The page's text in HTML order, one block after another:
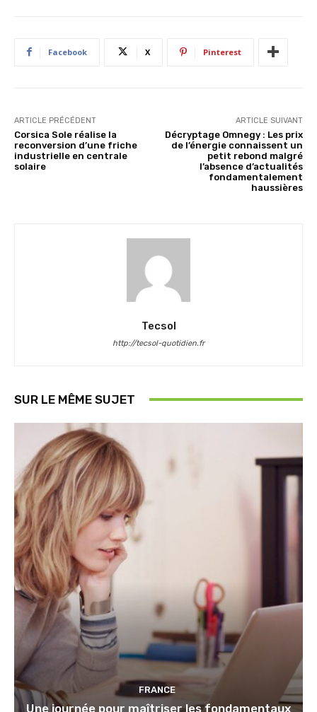
Facebook X Pinterest
ARTICLE PRÉCÉDENT
Corsica Sole réalise la
reconversion d’une friche
industrielle en centrale
solaire
ARTICLE SUIVANT
Décryptage Omnegy : Les prix
de l’énergie connaissent un
petit rebond malgré
l’absence d’actualités
fondamentalement
haussières
Tecsol
http://tecsol-quotidien.fr
SUR LE MÊME SUJET
FRANCE
Une journée pour maîtriser les fondamentaux